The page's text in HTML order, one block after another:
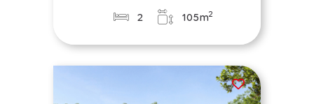
2 105m2